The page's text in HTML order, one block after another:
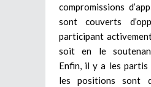
compromissions
sont couverts
participant activement
soit en le
Enfin, il y a les partis
les positions sont